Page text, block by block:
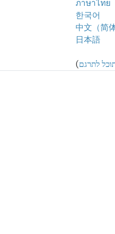
ภาษาไทย
한국어
中文（简体
日本語
(